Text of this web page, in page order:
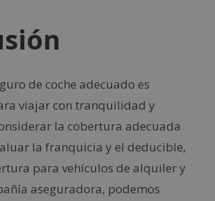
de coche adecuado es
viajar con tranquilidad y
la cobertura adecuada
la franquicia y el deducible,
para vehículos de alquiler y
aseguradora, podemos